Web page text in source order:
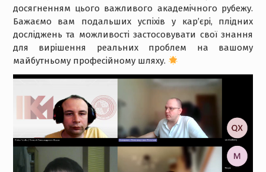
досягненням цього важливого академічного рубежу.
Бажаємо вам подальших успіхів у кар’єрі, плідних
досліджень та можливості застосовувати свої знання
для вирішення реальних проблем на вашому
майбутньому професійному шляху.